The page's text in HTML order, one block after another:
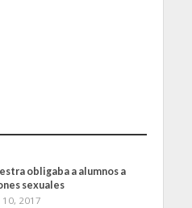
obligaba a alumnos a
sexuales
2017